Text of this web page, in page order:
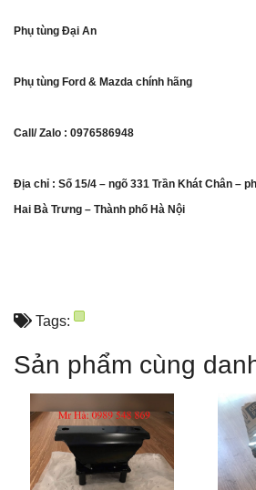
Phụ tùng Đại An
Phụ tùng Ford & Mazda chính hãng
Call/ Zalo : 0976586948
Địa chỉ : Số 15/4 – ngõ 331 Trần Khát Chân –
Hai Bà Trưng – Thành phố Hà Nội
Tags:
Sản phẩm cùng